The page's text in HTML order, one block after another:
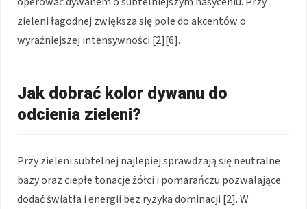
zieleni łagodnej zwiększa się pole do akcentów o
wyraźniejszej intensywności [2][6].
Jak dobrać kolor dywanu do
odcienia zieleni?
Przy zieleni subtelnej najlepiej sprawdzają się neutralne
bazy oraz ciepłe tonacje żółci i pomarańczu pozwalające
dodać światła i energii bez ryzyka dominacji [2]. W